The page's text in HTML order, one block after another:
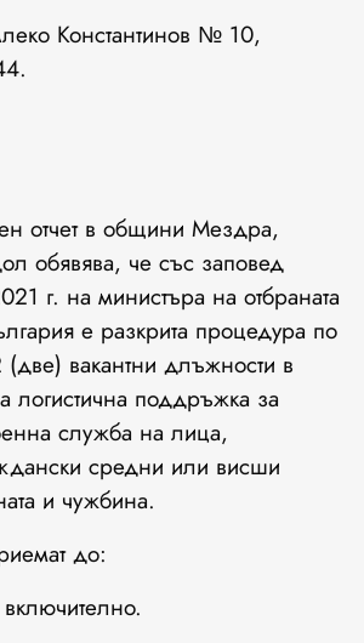
Константинов № 10,
отчет в общини Мездра,
обявява, че със заповед
г. на министъра на отбраната
е разкрита процедура по
вакантни длъжности в
логистична поддръжка за
служба на лица,
средни или висши
и чужбина.
до: